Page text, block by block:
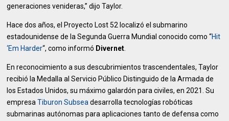
generaciones venideras,” dijo Taylor.
Hace dos años, el Proyecto Lost 52 localizó el submarino
estadounidense de la Segunda Guerra Mundial conocido como “Hit
‘Em Harder“, como informó Divernet
En reconocimiento a sus descubrimientos trascendentales, Taylor
recibió la Medalla al Servicio Público Distinguido de la Armada de
los Estados Unidos, su máximo galardón para civiles, en 2021. Su
empresaTiburon Subsea desarrolla tecnologías robóticas
submarinas autónomas para aplicaciones tanto de defensa como